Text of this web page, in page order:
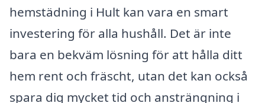
hemstädning i Hult kan vara en smart
investering för alla hushåll. Det är inte
bara en bekväm lösning för att hålla ditt
hem rent och fräscht, utan det kan också
spara dig mycket tid och ansträngning i